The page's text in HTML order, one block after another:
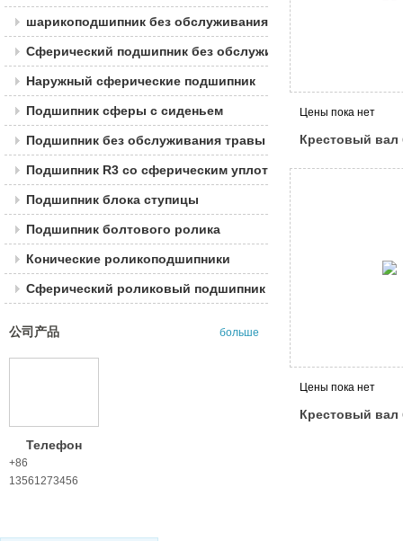
шарикоподшипник без обслуживания
Сферический подшипник без обслуживания
Наружный сферические подшипник
Подшипник сферы с сиденьем
Подшипник без обслуживания травы
Подшипник R3 со сферическим уплотнением
Подшипник блока ступицы
Подшипник болтового ролика
Конические роликоподшипники
Сферический роликовый подшипник
公司产品 больше
Телефон
+86
13561273456
Цены пока нет
Крестовый вал
Цены пока нет
Крестовый вал